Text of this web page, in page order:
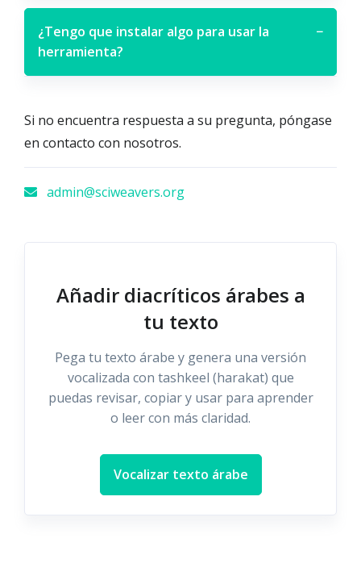
¿Tengo que instalar algo para usar la
herramienta?
−
Si no encuentra respuesta a su pregunta, póngase
en contacto con nosotros.
admin@sciweavers.org
Añadir diacríticos árabes a
tu texto
Pega tu texto árabe y genera una versión
vocalizada con tashkeel (harakat) que
puedas revisar, copiar y usar para aprender
o leer con más claridad.
Vocalizar texto árabe